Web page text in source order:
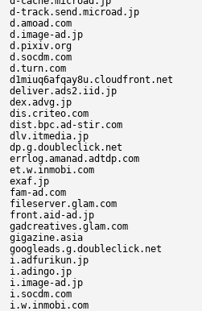
d-track.send.microad.jp
d.amoad.com
d.image-ad.jp
d.pixiv.org
d.socdm.com
d.turn.com
d1miuq6afqay8u.cloudfront.net
deliver.ads2.iid.jp
dex.advg.jp
dis.criteo.com
dist.bpc.ad-stir.com
dlv.itmedia.jp
dp.g.doubleclick.net
errlog.amanad.adtdp.com
et.w.inmobi.com
exaf.jp
fam-ad.com
fileserver.glam.com
front.aid-ad.jp
gadcreatives.glam.com
gigazine.asia
googleads.g.doubleclick.net
i.adfurikun.jp
i.adingo.jp
i.image-ad.jp
i.socdm.com
i.w.inmobi.com